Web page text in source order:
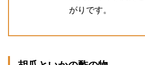
がりです。